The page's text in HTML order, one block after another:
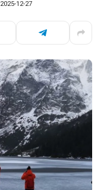
2025-12-27